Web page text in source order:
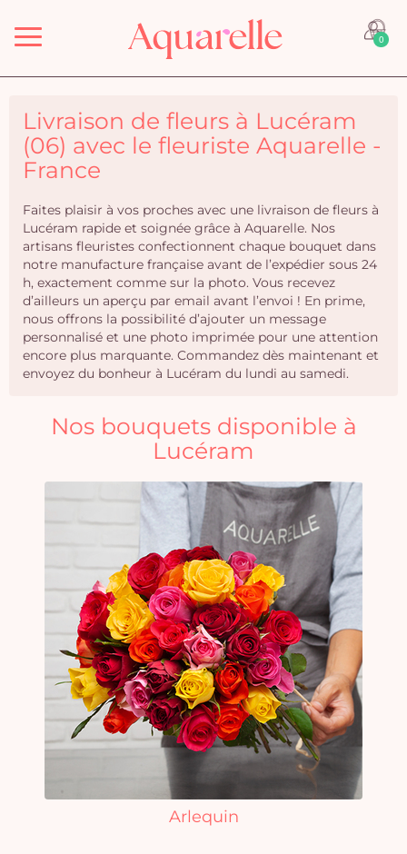
Menu 0
Livraison de fleurs à Lucéram
(06) avec le fleuriste Aquarelle -
France
Faites plaisir à vos proches avec une livraison de fleurs à
Lucéram rapide et soignée grâce à Aquarelle. Nos
artisans fleuristes confectionnent chaque bouquet dans
notre manufacture française avant de l’expédier sous 24
h, exactement comme sur la photo. Vous recevez
d’ailleurs un aperçu par email avant l’envoi ! En prime,
nous offrons la possibilité d’ajouter un message
personnalisé et une photo imprimée pour une attention
encore plus marquante. Commandez dès maintenant et
envoyez du bonheur à Lucéram du lundi au samedi.
Nos bouquets disponible à
Lucéram
Arlequin